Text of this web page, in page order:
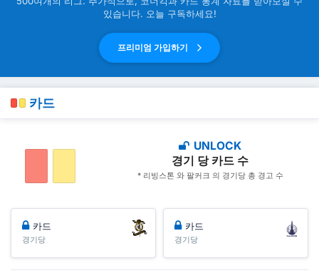
있습니다. 오늘 구독하세요!
프리미엄 가입하기
카드
UNLOCK
경기 당 카드 수
* 리빙스톤 와 팔커크 의 경기당 총 경고 수
카드
경기당
카드
경기당